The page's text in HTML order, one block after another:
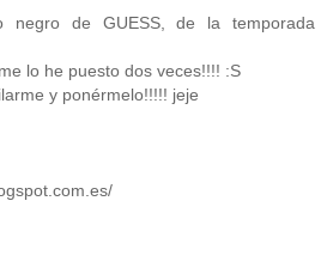
negro de GUESS, de la temporada
lo he puesto dos veces!!!! :S
y ponérmelo!!!!! jeje